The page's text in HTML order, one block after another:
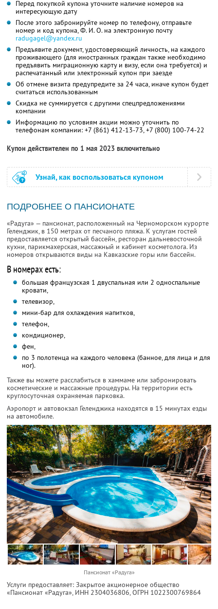
Перед покупкой купона уточните наличие номеров на
интересующую дату
После этого забронируйте номер по телефону, отправьте
номер и код купона, Ф. И. О. на электронную почту
radugagel@yandex.ru
Предъявите документ, удостоверяющий личность, на каждого
проживающего (для иностранных граждан также необходимо
предъявить миграционную карту и визу, если она требуется) и
распечатанный или электронный купон при заезде
Об отмене визита предупредите за 24 часа, иначе купон будет
считаться использованным
Скидка не суммируется с другими спецпредложениями
компании
Информацию по условиям акции можно уточнить по
телефонам компании: +7 (861) 412-13-73, +7 (800) 100-74-22
Купон действителен по 1 мая 2023 включительно
Узнай, как воспользоваться купоном
ПОДРОБНЕЕ О ПАНСИОНАТЕ
«Радуга» — пансионат, расположенный на Черноморском курорте
Геленджик, в 150 метрах от песчаного пляжа. К услугам гостей
предоставляется открытый бассейн, ресторан дальневосточной
кухни, парикмахерская, массажный и кабинет косметолога. Из
номеров открываются виды на Кавказские горы или бассейн.
В номерах есть:
большая французская 1 двуспальная или 2 односпальные
кровати,
телевизор,
мини-бар для охлаждения напитков,
телефон,
кондиционер,
фен,
по 3 полотенца на каждого человека (банное, для лица и для
ног).
Также вы можете расслабиться в хаммаме или забронировать
косметические и массажные процедуры. На территории есть
круглосуточная охраняемая парковка.
Аэропорт и автовокзал Геленджика находятся в 15 минутах езды
на автомобиле.
Пансионат «Радуга»
Услуги предоставляет: Закрытое акционерное общество
«Пансионат «Радуга», ИНН 2304036806, ОГРН 1022300769864